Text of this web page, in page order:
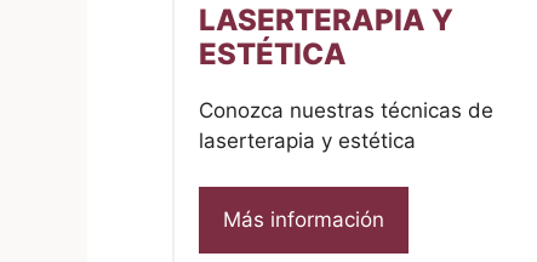
LASERTERAPIA Y
ESTÉTICA
Conozca nuestras técnicas de
laserterapia y estética
Más información